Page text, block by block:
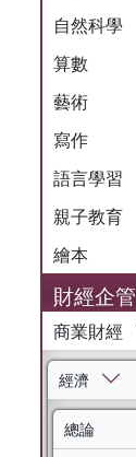
自然科學
算數
藝術
寫作
語言學習
親子教育
繪本
財經企管
商業財經
經濟
總論